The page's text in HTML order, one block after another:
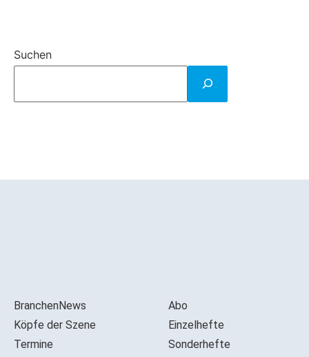
Suchen
BranchenNews
Köpfe der Szene
Termine
Abo
Einzelhefte
Sonderhefte